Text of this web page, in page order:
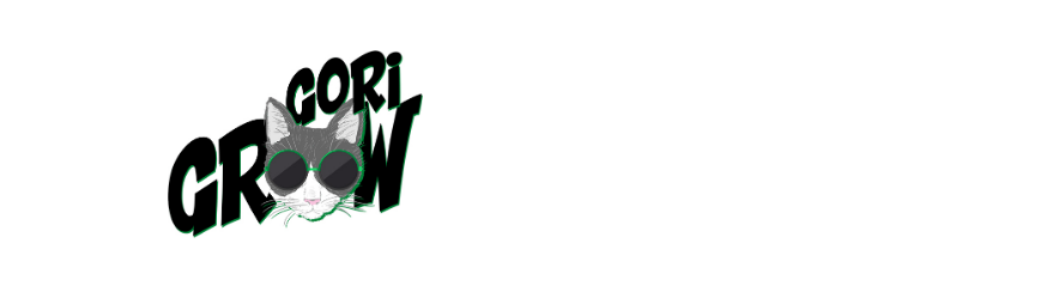
navegación
página